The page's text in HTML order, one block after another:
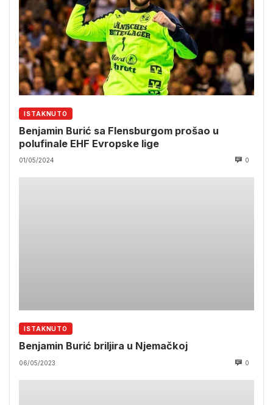
ISTAKNUTO
Benjamin Burić sa Flensburgom prošao u
polufinale EHF Evropske lige
01/05/2024 0
ISTAKNUTO
Benjamin Burić briljira u Njemačkoj
06/05/2023 0